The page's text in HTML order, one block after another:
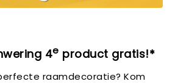
4e product gratis!*
raamdecoratie? Kom